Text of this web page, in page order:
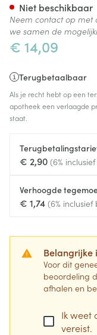
€ 14,09
Terugbetaalbaar
Als je recht hebt op een
apotheek een verlaagde
staat.
€ 2,90 (6%
Verhoogde
€ 1,74 (6% inclusief
Belangrijke
Voor dit
beoordeling
afhalen en
Ik weet
vereist.
Niet beschikbaar
Neem contact op met
we samen de